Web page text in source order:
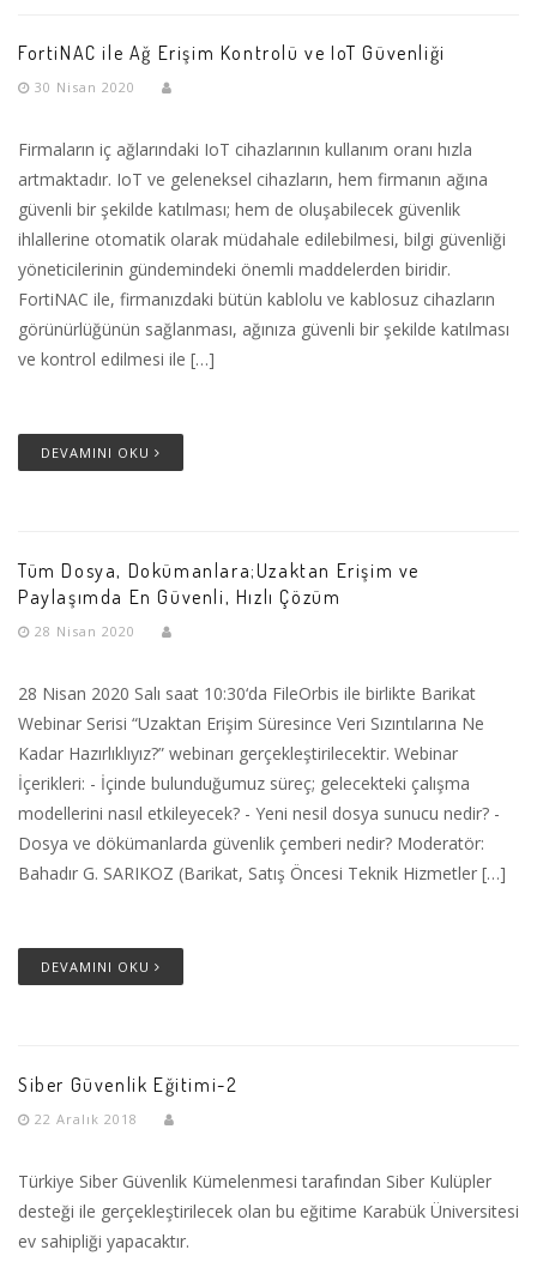
FortiNAC ile Ağ Erişim Kontrolü ve IoT Güvenliği
30 Nisan 2020
Firmaların iç ağlarındaki IoT cihazlarının kullanım oranı hızla
artmaktadır. IoT ve geleneksel cihazların, hem firmanın ağına
güvenli bir şekilde katılması; hem de oluşabilecek güvenlik
ihlallerine otomatik olarak müdahale edilebilmesi, bilgi güvenliği
yöneticilerinin gündemindeki önemli maddelerden biridir.
FortiNAC ile, firmanızdaki bütün kablolu ve kablosuz cihazların
görünürlüğünün sağlanması, ağınıza güvenli bir şekilde katılması
ve kontrol edilmesi ile […]
DEVAMINI OKU
Tüm Dosya, Dokümanlara;Uzaktan Erişim ve
Paylaşımda En Güvenli, Hızlı Çözüm
28 Nisan 2020
28 Nisan 2020 Salı saat 10:30‘da FileOrbis ile birlikte Barikat
Webinar Serisi “Uzaktan Erişim Süresince Veri Sızıntılarına Ne
Kadar Hazırlıklıyız?” webinarı gerçekleştirilecektir. Webinar
İçerikleri: - İçinde bulunduğumuz süreç; gelecekteki çalışma
modellerini nasıl etkileyecek? - Yeni nesil dosya sunucu nedir? -
Dosya ve dökümanlarda güvenlik çemberi nedir? Moderatör:
Bahadır G. SARIKOZ (Barikat, Satış Öncesi Teknik Hizmetler […]
DEVAMINI OKU
Siber Güvenlik Eğitimi-2
22 Aralık 2018
Türkiye Siber Güvenlik Kümelenmesi tarafından Siber Kulüpler
desteği ile gerçekleştirilecek olan bu eğitime Karabük Üniversitesi
ev sahipliği yapacaktır.